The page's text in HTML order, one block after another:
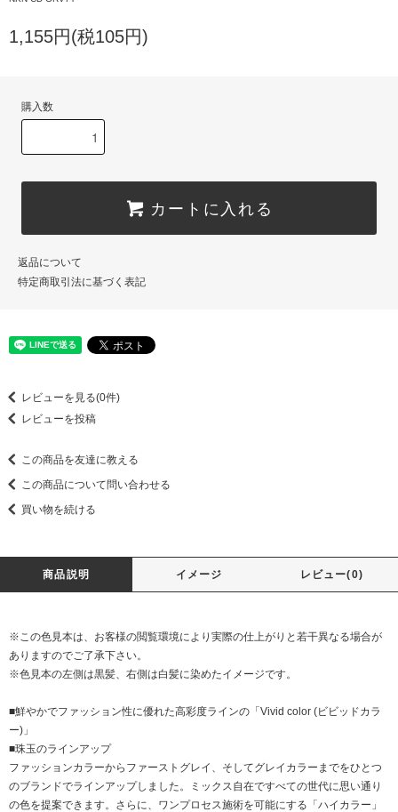
1,155円(税105円)
購入数
カートに入れる
返品について
特定商取引法に基づく表記
レビューを見る(0件)
レビューを投稿
この商品を友達に教える
この商品について問い合わせる
買い物を続ける
商品説明 イメージ レビュー(0)
※この色見本は、お客様の閲覧環境により実際の仕上がりと若干異なる場合が
ありますのでご了承下さい。
※色見本の左側は黒髪、右側は白髪に染めたイメージです。
■鮮やかでファッション性に優れた高彩度ラインの「Vivid color (ビビッドカラ
ー)」
■珠玉のラインアップ
ファッションカラーからファーストグレイ、そしてグレイカラーまでをひとつ
のブランドでラインアップしました。ミックス自在ですべての世代に思い通り
の色を提案できます。さらに、ワンプロセス施術を可能にする「ハイカラー」